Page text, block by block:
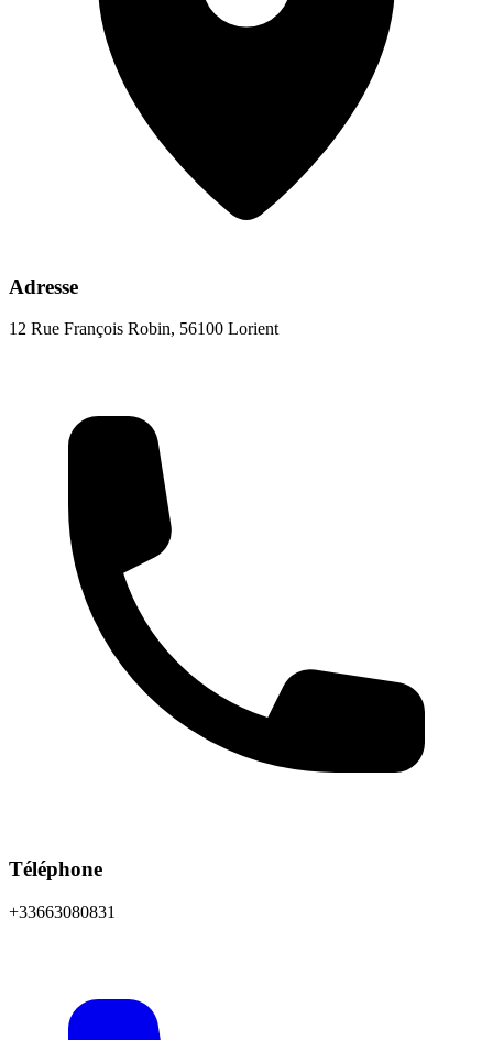
Adresse
12 Rue François Robin, 56100 Lorient
Téléphone
+33663080831